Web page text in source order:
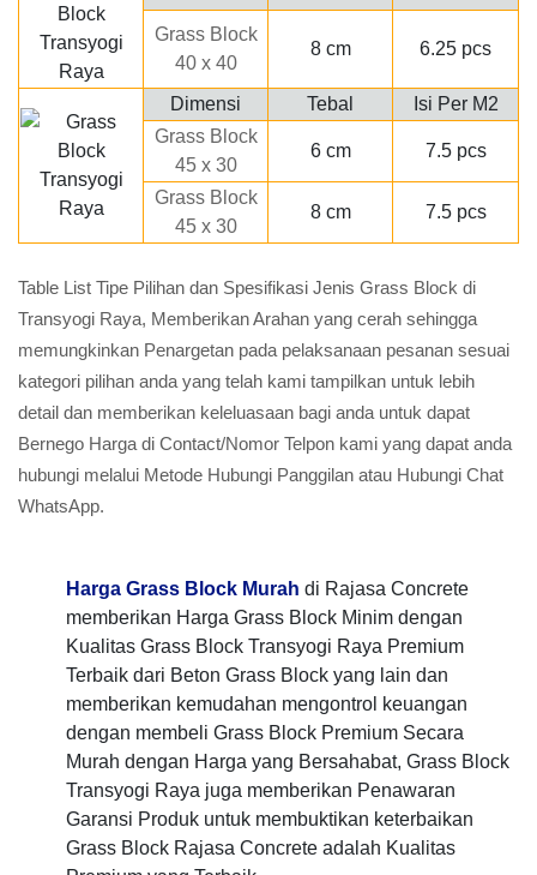
Grass Block
40 x 40
8 cm 6.25 pcs
Dimensi Tebal
Isi Per M2
Grass Block
45 x 30
6 cm 7.5 pcs
Grass Block
45 x 30
8 cm 7.5 pcs
Table List Tipe Pilihan dan Spesifikasi Jenis Grass Block di
Transyogi Raya, Memberikan Arahan yang cerah sehingga
memungkinkan Penargetan pada pelaksanaan pesanan sesuai
kategori pilihan anda yang telah kami tampilkan untuk lebih
detail dan memberikan keleluasaan bagi anda untuk dapat
Bernego Harga di Contact/Nomor Telpon kami yang dapat anda
hubungi melalui Metode Hubungi Panggilan atau Hubungi Chat
WhatsApp.
Harga Grass Block Murah di Rajasa Concrete
memberikan Harga Grass Block Minim dengan
Kualitas Grass Block Transyogi Raya Premium
Terbaik dari Beton Grass Block yang lain dan
memberikan kemudahan mengontrol keuangan
dengan membeli Grass Block Premium Secara
Murah dengan Harga yang Bersahabat, Grass Block
Transyogi Raya juga memberikan Penawaran
Garansi Produk untuk membuktikan keterbaikan
Grass Block Rajasa Concrete adalah Kualitas